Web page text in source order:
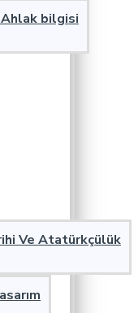
bilgisi
Ve Atatürkçülük